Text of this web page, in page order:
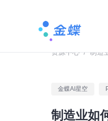
资源中心 / 制造
金蝶AI星空
制造业如